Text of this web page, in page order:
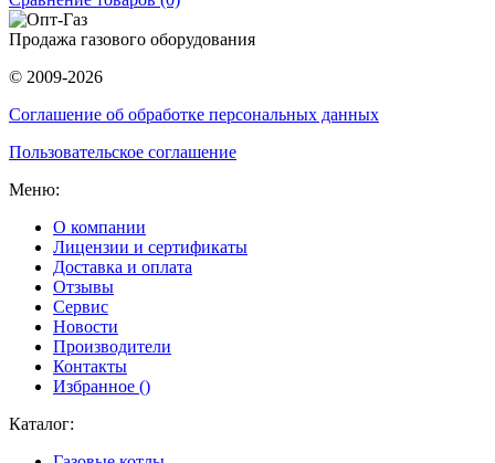
Продажа газового оборудования
© 2009-2026
Соглашение об обработке персональных данных
Пользовательское соглашение
Меню:
О компании
Лицензии и сертификаты
Доставка и оплата
Отзывы
Сервис
Новости
Производители
Контакты
Избранное ()
Каталог: